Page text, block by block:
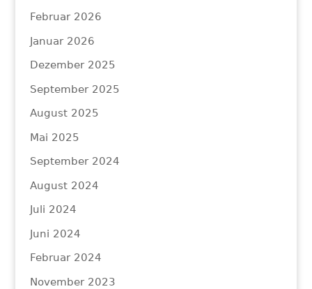
Februar 2026
Januar 2026
Dezember 2025
September 2025
August 2025
Mai 2025
September 2024
August 2024
Juli 2024
Juni 2024
Februar 2024
November 2023